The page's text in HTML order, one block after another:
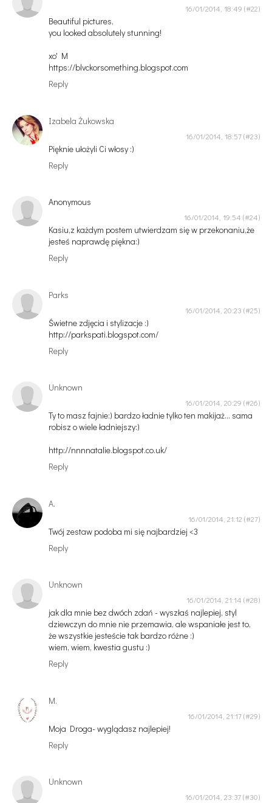
16/01/2014, 18:49
Beautiful pictures,
you looked absolutely stunning!
xo' M
https://blvckorsomething.blogspot.com
Reply
Izabela Żukowska
16/01/2014, 18:57
Pięknie ułożyli Ci włosy :)
Reply
Anonymous
16/01/2014, 19:54
Kasiu,z każdym postem utwierdzam się w przekonaniu,że
jesteś naprawdę piękna:)
Reply
Parks
16/01/2014, 20:23
Świetne zdjęcia i stylizacje :)
http://parkspati.blogspot.com/
Reply
Unknown
16/01/2014, 20:29
Ty to masz fajnie:) bardzo ładnie tylko ten makijaż... sama
robisz o wiele ładniejszy:)
http://nnnnatalie.blogspot.co.uk/
Reply
A.
16/01/2014, 21:12
Twój zestaw podoba mi się najbardziej <3
Reply
Unknown
16/01/2014, 21:14
jak dla mnie bez dwóch zdań - wyszłaś najlepiej, styl
dziewczyn do mnie nie przemawia, ale wspaniałe jest to,
że wszystkie jesteście tak bardzo różne :)
wiem, wiem, kwestia gustu :)
Reply
M.
16/01/2014, 21:17
Moja Droga- wyglądasz najlepiej!
Reply
Unknown
16/01/2014, 23:37